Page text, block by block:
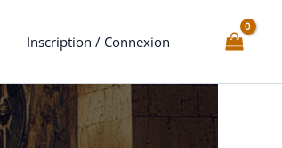
Inscription / Connexion